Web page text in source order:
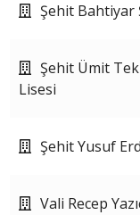
Şehit Bahtiyar
Şehit Ümit
Lisesi
Şehit Yusuf
Vali Recep